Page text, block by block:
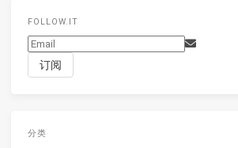
FOLLOW.IT
分类